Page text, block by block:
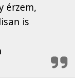
érzem,
is